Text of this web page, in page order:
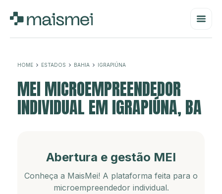
HOME ESTADOS BAHIA IGRAPIÚNA
MEI MICROEMPREENDEDOR
INDIVIDUAL EM IGRAPIÚNA, BA
Abertura e gestão MEI
Conheça a MaisMei! A plataforma feita para o
microempreendedor individual.